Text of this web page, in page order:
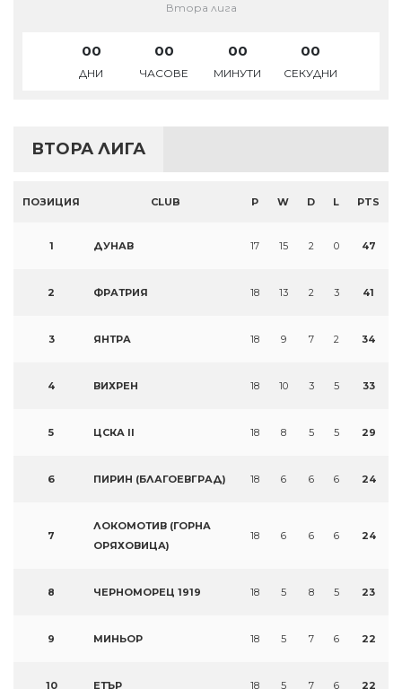
Втора лига
00
ДНИ
00
ЧАСОВЕ
00
МИНУТИ
00
СЕКУДНИ
ВТОРА ЛИГА
ПОЗИЦИЯ CLUB P W D L PTS
1 ДУНАВ 17 15 2 0 47
2 ФРАТРИЯ 18 13 2 3 41
3 ЯНТРА 18 9 7 2 34
4 ВИХРЕН 18 10 3 5 33
5 ЦСКА II 18 8 5 5 29
6 ПИРИН (БЛАГОЕВГРАД) 18 6 6 6 24
7
ЛОКОМОТИВ (ГОРНА
ОРЯХОВИЦА)
18 6 6 6 24
8 ЧЕРНОМОРЕЦ 1919 18 5 8 5 23
9 МИНЬОР 18 5 7 6 22
10 ЕТЪР 18 5 7 6 22